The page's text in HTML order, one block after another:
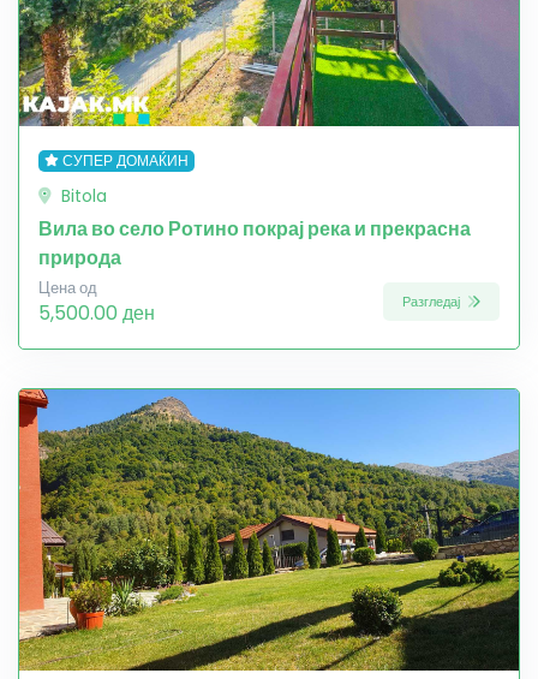
СУПЕР ДОМАЌИН
Bitola
Вила во село Ротино покрај река и прекрасна
природа
Цена од
5,500.00 ден Разгледај